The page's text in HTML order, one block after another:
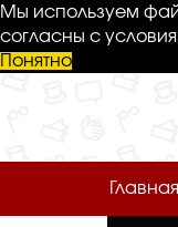
Мы используем
согласны с
Понятно
Главная